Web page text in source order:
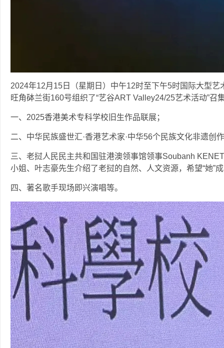
2024年12月15日（星期日）中午12时至下午5时国际大型
旺角砵兰街160号组织了“艺谷ART Valley24/25艺术活动”召
一、2025香港美术专科学校旧生作品联展；
二、中华民族盛世汇·香港艺术家·中华56个民族文化非遗创
三、老挝人民民主共和国驻港澳领事馆领事Soubanh
小姐、叶志豪先生介绍了老挝的自然、人文资源，希望“她”
四、著名歌手现场即兴演唱等。